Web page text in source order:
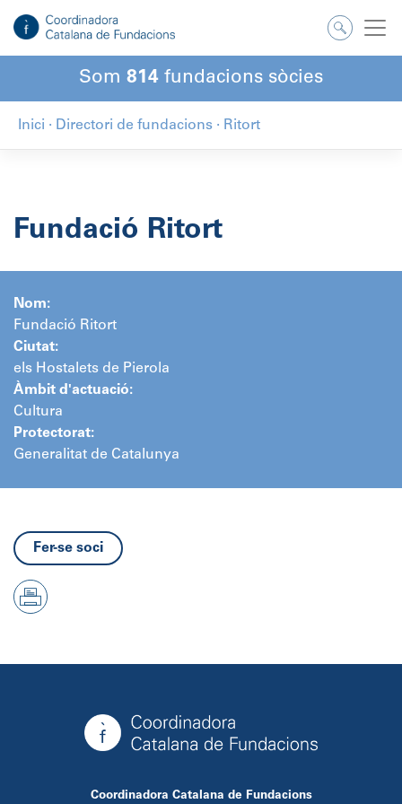
contingut
Som 814 fundacions sòcies
Inici · Directori de fundacions · Ritort
Fundació Ritort
Nom:
Fundació Ritort
Ciutat:
els Hostalets de Pierola
Àmbit d'actuació:
Cultura
Protectorat:
Generalitat de Catalunya
Fer-se soci
Coordinadora Catalana de Fundacions